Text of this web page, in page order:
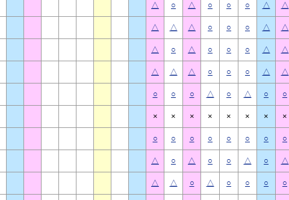
△ ○ △ ○ ○ ○ △ △
△ △ △ ○ ○ ○ △ △
△ ○ △ ○ ○ ○ △ △
△ △ △ ○ ○ ○ △ △
○ ○ ○ △ ○ △ ○ ○
× × × × × × × ×
○ ○ ○ ○ ○ ○ ○ ○
△ ○ △ ○ ○ △ ○ △
△ △ ○ △ ○ ○ ○ ○